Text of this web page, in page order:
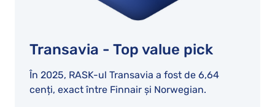
Transavia - Top value pick
În 2025, RASK-ul Transavia a fost de 6,64
cenți, exact între Finnair și Norwegian.